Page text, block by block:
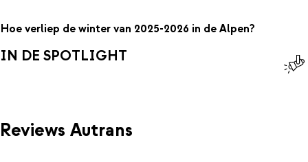
Hoe verliep de winter van 2025-2026 in de Alpen?
IN DE SPOTLIGHT
Reviews Autrans